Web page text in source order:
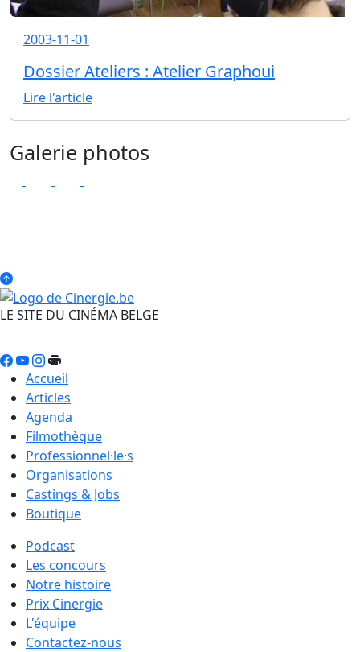
2003-11-01
Dossier Ateliers : Atelier Graphoui
Lire l'article
Galerie photos
LE SITE DU CINÉMA BELGE
Accueil
Articles
Agenda
Filmothèque
Professionnel·le·s
Organisations
Castings & Jobs
Boutique
Podcast
Les concours
Notre histoire
Prix Cinergie
L'équipe
Contactez-nous